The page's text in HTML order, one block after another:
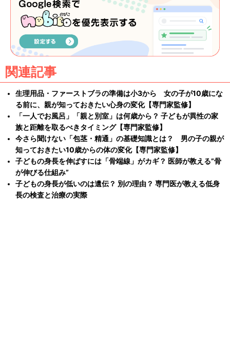
関連記事
生理用品・ファーストブラの準備は小3から 女の子が10歳にな
る前に、親が知っておきたい心身の変化【専門家監修】
「一人でお風呂」「親と別室」は何歳から？ 子どもが異性の家
族と距離を取るべきタイミング【専門家監修】
今さら聞けない「包茎・精通」の基礎知識とは？ 男の子の親が
知っておきたい10歳からの体の変化【専門家監修】
子どもの身長を伸ばすには「骨端線」がカギ？ 医師が教える”骨
が伸びる仕組み”
子どもの身長が低いのは遺伝？ 別の理由？ 専門医が教える低身
長の検査と治療の実際